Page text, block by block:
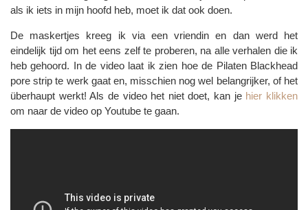
als ik iets in mijn hoofd heb, moet ik dat ook doen.
De maskertjes kreeg ik via een vriendin en dan werd het
eindelijk tijd om het eens zelf te proberen, na alle verhalen die ik
heb gehoord. In de video laat ik zien hoe de Pilaten Blackhead
pore strip te werk gaat en, misschien nog wel belangrijker, of het
überhaupt werkt! Als de video het niet doet, kan je hier klikken
om naar de video op Youtube te gaan.